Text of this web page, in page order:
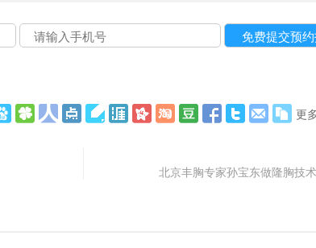
更
北京丰胸专家孙宝东做隆胸技